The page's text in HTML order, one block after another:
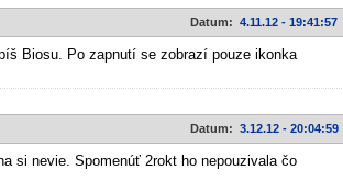
Datum: 4.11.12 - 19:41:57
Biosu. Po zapnutí se zobrazí pouze ikonka
Datum: 3.12.12 - 20:04:59
si nevie. Spomenúť 2rokt ho nepouzivala čo